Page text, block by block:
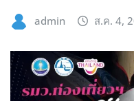
admin ส.ค. 4,